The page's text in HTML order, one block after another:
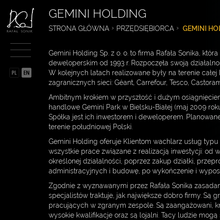
BIOGRAFIA
PRZĘDSIĘBIORCA
IDEE
GEMINI HOLDING
GEMINI PARK BIELSKO-
GEMINI PARK TARNÓW
GEMINI PARK TYCHY
MULTIMEDIA
GEMINI HOLDING
STRONA GŁÓWNA PRZĘDSIĘBIORCA GEMINI
Gemini Holding Sp. z o. o. to firma Rafała Sonika,
deweloperskim od 1993 r. Rozpoczęła swoją
W kolejnych latach realizowane były na terenie
zagranicznych sieci: Géant, Carrefour, Tesco,
Ambitnym krokiem w przyszłość i dużym
handlowe Gemini Park w Bielsku-Białej (maj 2009
Spółka jest ich inwestorem i deweloperem.
terenie południowej Polski.
Gemini Holding oferuje Klientom wachlarz usług
wszystkie prace związane z realizacją inwestycji: od
określonej działalności, poprzez zakup działki,
administracyjnych i budowę, po wykończenie i
Zgodnie z wyznawanymi przez Rafała Sonika
specjalistów traktuje, jak największe dobro firmy. Są
pracujących w zgranym zespole. Są zaangażowani,
wysokie kwalifikacje oraz są lojalni. Tacy ludzie